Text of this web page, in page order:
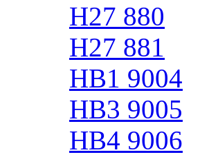
H27 880
H27 881
HB1 9004
HB3 9005
HB4 9006